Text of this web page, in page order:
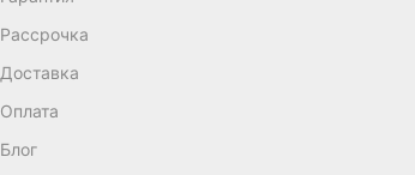
Рассрочка
Доставка
Оплата
Блог